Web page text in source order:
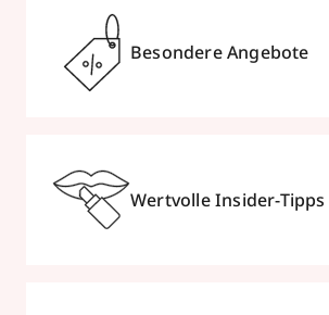
Besondere Angebote
Wertvolle Insider-Tipps